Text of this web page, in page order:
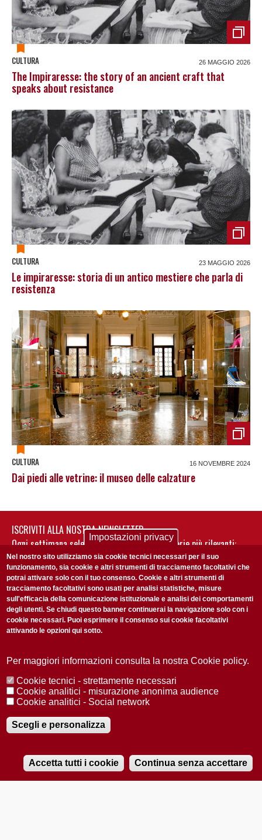
Audio
CULTURA 26 MAGGIO 2026
The Impiraresse: the story of an ancient craft that
speaks about resistance
CULTURA 23 MAGGIO 2026
Le impiraresse: storia di un antico mestiere che parla di
resistenza
CULTURA 16 NOVEMBRE 2024
Dai piedi alle vetrine: il museo delle calzature
ISCRIVITI ALLA NOSTRA NEWSLETTER
Ogni settimana selezioniamo per te nostre storie più rilevanti:
non perderti gli aggiornamenti della nostra newsletter
Accetto laPrivacy Policy
Redazione Copyright Privacy
Area stampa
© 2025 Università di Padova
Registrazione presso il Tribunale di Padova n. 2097/2012 del 18 giugno
2012
Impostazioni privacy
Nel nostro sito utilizziamo sia cookie tecnici necessari per il suo
funzionamento, sia cookie e altri strumenti di tracciamento facoltativi che
potrai attivare solo con il tuo consenso. Cookie e altri strumenti di
tracciamento facoltativi sono usati per analisi statistiche, misure
sull'efficacia della comunicazione istituzionale e analisi dei comportamenti
degli utenti. Se chiudi questo banner continuerai la navigazione solo con i
cookie necessari. Puoi esprimere il consenso sui cookie facoltativi
attivando le opzioni qui sotto.
Per maggiori informazioni consulta la nostra Cookie policy.
Cookie tecnici - strettamente necessari
Cookie analitici - misurazione anonima audience
Cookie analitici - Social network
Scegli e personalizza
Accetta tutti i cookie Continua senza accettare